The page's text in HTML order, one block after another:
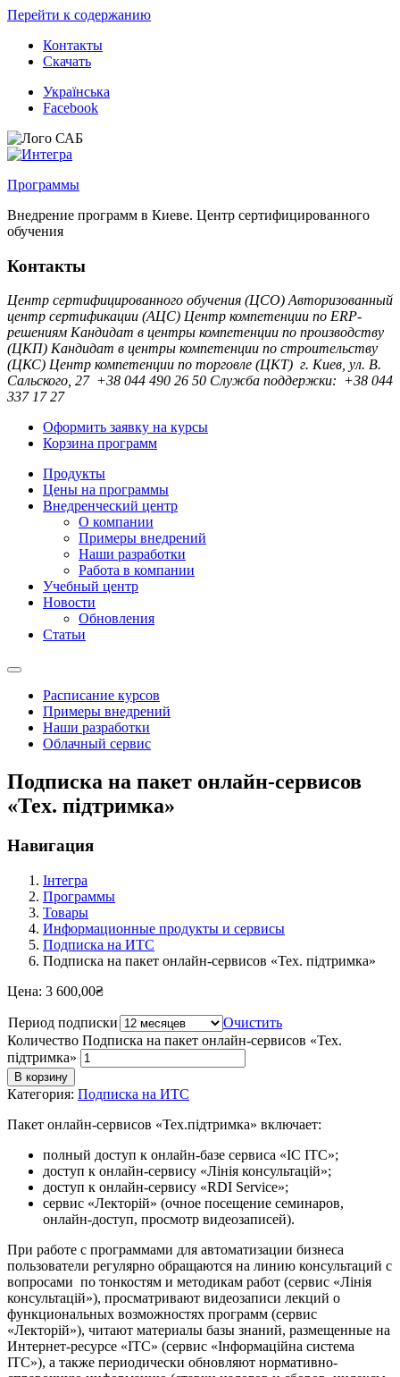
Перейти к содержанию
Контакты
Скачать
Українська
Facebook
Программы
Внедрение программ в Киеве. Центр сертифицированного
обучения
Контакты
Центр сертифицированного обучения (ЦСО) Авторизованный
центр сертификации (АЦС) Центр компетенции по ERP-
решениям Кандидат в центры компетенции по производству
(ЦКП) Кандидат в центры компетенции по строительству
(ЦКС) Центр компетенции по торговле (ЦКТ) г. Киев, ул. B.
Сальского, 27 +38 044 490 26 50 Служба поддержки: +38 044
337 17 27
Оформить заявку на курсы
Корзина программ
Продукты
Цены на программы
Внедренческий центр
О компании
Примеры внедрений
Наши разработки
Работа в компании
Учебный центр
Новости
Обновления
Статьи
Расписание курсов
Примеры внедрений
Наши разработки
Облачный сервис
Подписка на пакет онлайн-сервисов
«Тех. підтримка»
Навигация
Інтегра
Программы
Товары
Информационные продукты и сервисы
Подписка на ИТС
Подписка на пакет онлайн-сервисов «Тех. підтримка»
Цена: 3 600,00₴
Период подписки
Очистить
Количество Подписка на пакет онлайн-сервисов «Тех.
підтримка»
В корзину
Категория: Подписка на ИТС
Пакет онлайн-сервисов «Тех.підтримка» включает:
полный доступ к онлайн-базе сервиса «ІС ІТС»;
доступ к онлайн-сервису «Лінія консультацій»;
доступ к онлайн-сервису «RDI Service»;
сервис «Лекторій» (очное посещение семинаров,
онлайн-доступ, просмотр видеозаписей).
При работе с программами для автоматизации бизнеса
пользователи регулярно обращаются на линию консультаций с
вопросами по тонкостям и методикам работ (сервис «Лінія
консультацій»), просматривают видеозаписи лекций о
функциональных возможностях программ (сервис
«Лекторій»), читают материалы базы знаний, размещенные на
Интернет-ресурсе «ІТС» (сервис «Інформаційна система
ІТС»), а также периодически обновляют нормативно-